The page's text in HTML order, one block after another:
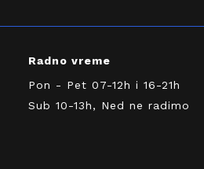
Radno vreme
Pon - Pet 07-12h i 16-21h
Sub 10-13h, Ned ne radimo